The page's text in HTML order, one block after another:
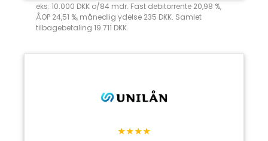
eks: 10.000 DKK o/84 mdr. Fast debitorrente 20,98 %,
ÅOP 24,51 %, månedlig ydelse 235 DKK. Samlet
tilbagebetaling 19.711 DKK.
★★★★